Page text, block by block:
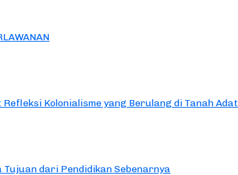
Kolonialisme yang Berulang di Tanah Adat
dari Pendidikan Sebenarnya